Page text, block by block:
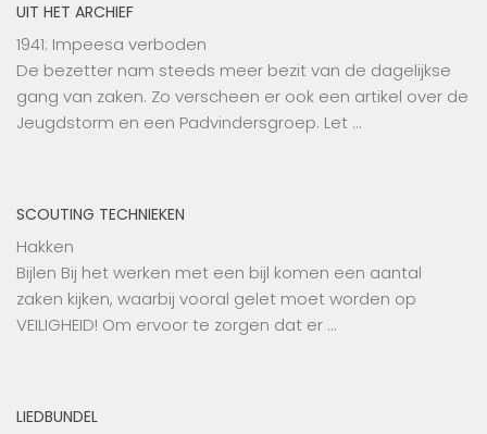
UIT HET ARCHIEF
1941: Impeesa verboden
De bezetter nam steeds meer bezit van de dagelijkse
gang van zaken. Zo verscheen er ook een artikel over de
Jeugdstorm en een Padvindersgroep. Let …
SCOUTING TECHNIEKEN
Hakken
Bijlen Bij het werken met een bijl komen een aantal
zaken kijken, waarbij vooral gelet moet worden op
VEILIGHEID! Om ervoor te zorgen dat er …
LIEDBUNDEL